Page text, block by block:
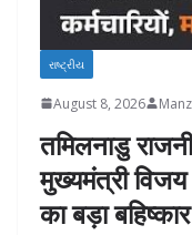
રાષ્ટ્રીય
August 8, 2026
तमिलनाडु
मुख्यमंत्री
का बड़ा बहिष्कार